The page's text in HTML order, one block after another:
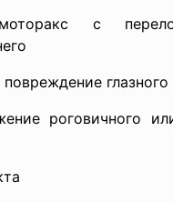
с
роговичного